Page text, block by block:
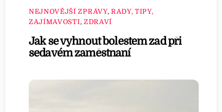
NEJNOVĚJŠÍ ZPRÁVY, RADY, TIPY,
ZAJÍMAVOSTI, ZDRAVÍ
Jak se vyhnout bolestem zad při
sedavém zaměstnaní